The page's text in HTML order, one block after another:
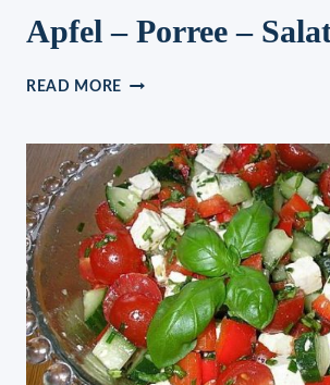
Apfel – Porree –
READ MORE APFEL
–
SALAT